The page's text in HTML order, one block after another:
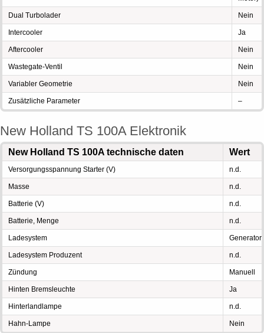
Dual Turbolader Nein
Intercooler Ja
Aftercooler Nein
Wastegate-Ventil Nein
Variabler Geometrie Nein
Zusätzliche Parameter –
New Holland TS 100A Elektronik
New Holland TS 100A technische daten Wert
Versorgungsspannung Starter (V) n.d.
Masse n.d.
Batterie (V) n.d.
Batterie, Menge n.d.
Ladesystem Generator
Ladesystem Produzent n.d.
Zündung Manuell
Hinten Bremsleuchte Ja
Hinterlandlampe n.d.
Hahn-Lampe Nein